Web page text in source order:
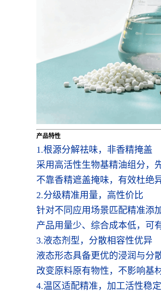
产品特性
1.根源分解祛味，非香精掩盖
采用高活性生物基精油组分，
不靠香精遮盖掩味，有效杜绝
2.分级精准用量，高性价比
针对不同应用场景匹配精准添
产品用量少、综合成本低，可
3.液态剂型，分散相容性优异
液态形态具备更优的浸润与分
改变原料原有物性，不影响基
4.温区适配精准，加工活性稳定